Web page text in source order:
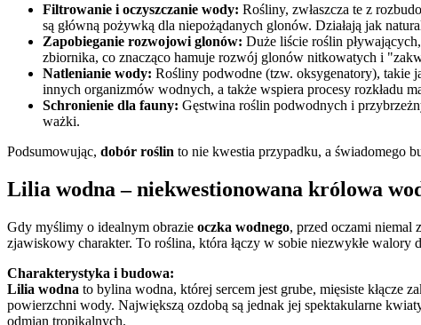
Filtrowanie i oczyszczanie wody: Rośliny, zwłaszcza te z
są główną pożywką dla niepożądanych glonów. Działają jak
Zapobieganie rozwojowi glonów: Duże liście roślin
zbiornika, co znacząco hamuje rozwój glonów nitkowatych i
Natlenianie wody: Rośliny podwodne (tzw. oksygenatory), takie
innych organizmów wodnych, a także wspiera procesy rozkładu
Schronienie dla fauny: Gęstwina roślin podwodnych i
ważki.
Podsumowując, dobór roślin to nie kwestia przypadku, a świadomego
Lilia wodna – niekwestionowana królowa
Gdy myślimy o idealnym obrazie oczka wodnego, przed oczami niemal
zjawiskowy charakter. To roślina, która łączy w sobie niezwykłe walory
Charakterystyka i budowa:
Lilia wodna to bylina wodna, której sercem jest grube, mięsiste kłącze
powierzchni wody. Największą ozdobą są jednak jej spektakularne
odmian tropikalnych.